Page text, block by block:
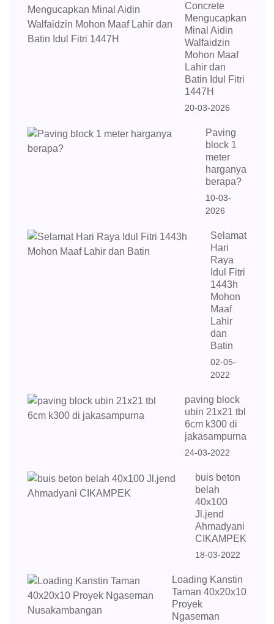
Concrete
Mengucapkan
Minal Aidin
Walfaidzin
Mohon Maaf
Lahir dan
Batin Idul Fitri
1447H
20-03-2026
Paving
block 1
meter
harganya
berapa?
10-03-
2026
Selamat
Hari
Raya
Idul Fitri
1443h
Mohon
Maaf
Lahir
dan
Batin
02-05-
2022
paving block
ubin 21x21 tbl
6cm k300 di
jakasampurna
24-03-2022
buis beton
belah
40x100
Jl.jend
Ahmadyani
CIKAMPEK
18-03-2022
Loading Kanstin
Taman 40x20x10
Proyek
Ngaseman